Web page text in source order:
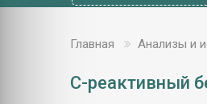
Главная Анализы и
C-реактивный